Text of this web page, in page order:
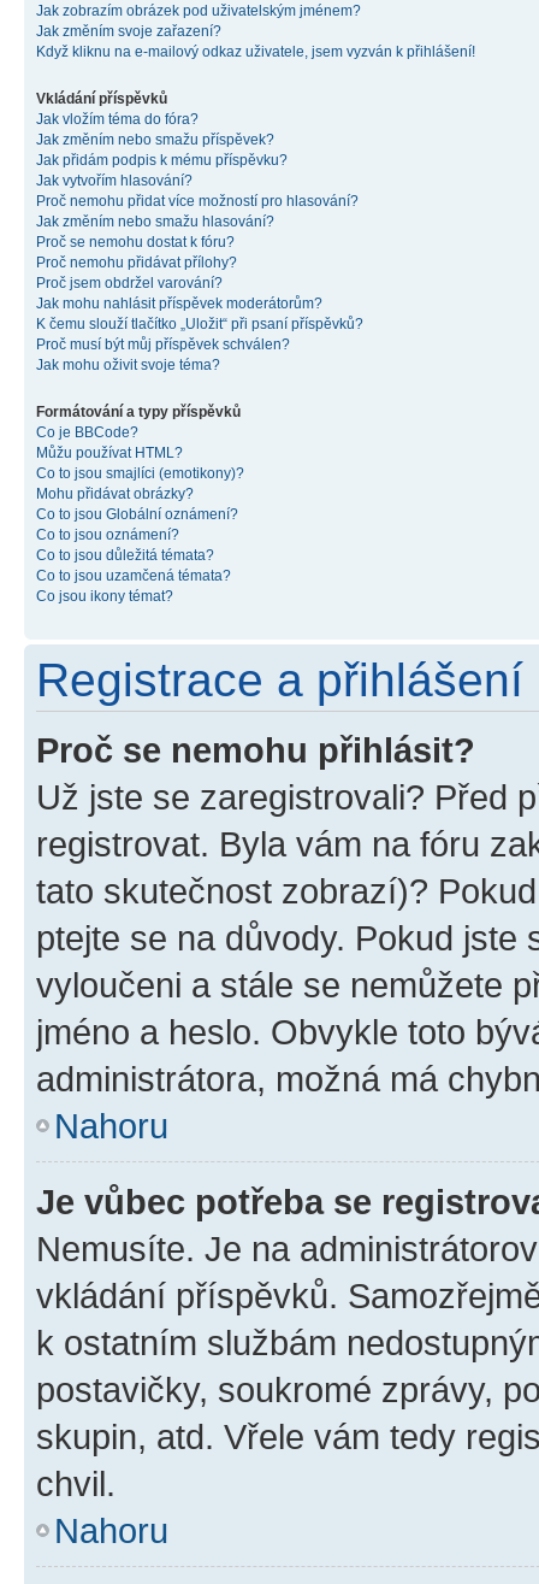
Jak zobrazím obrázek pod uživatelským jménem?
Jak změním svoje zařazení?
Když kliknu na e-mailový odkaz uživatele, jsem vyzván k přihlášení!
Vkládání příspěvků
Jak vložím téma do fóra?
Jak změním nebo smažu příspěvek?
Jak přidám podpis k mému příspěvku?
Jak vytvořím hlasování?
Proč nemohu přidat více možností pro hlasování?
Jak změním nebo smažu hlasování?
Proč se nemohu dostat k fóru?
Proč nemohu přidávat přílohy?
Proč jsem obdržel varování?
Jak mohu nahlásit příspěvek moderátorům?
K čemu slouží tlačítko „Uložit“ při psaní příspěvků?
Proč musí být můj příspěvek schválen?
Jak mohu oživit svoje téma?
Formátování a typy příspěvků
Co je BBCode?
Můžu používat HTML?
Co to jsou smajlíci (emotikony)?
Mohu přidávat obrázky?
Co to jsou Globální oznámení?
Co to jsou oznámení?
Co to jsou důležitá témata?
Co to jsou uzamčená témata?
Co jsou ikony témat?
Registrace a přihlášení
Proč se nemohu přihlásit?
Už jste se zaregistrovali? Před
registrovat. Byla vám na fóru
tato skutečnost zobrazí)?
ptejte se na důvody. Pokud jste
vyloučeni a stále se nemůžete
jméno a heslo. Obvykle toto
administrátora, možná má
Nahoru
Je vůbec potřeba se
Nemusíte. Je na
vkládání příspěvků.
k ostatním službám
postavičky, soukromé zprávy,
skupin, atd. Vřele vám tedy
chvil.
Nahoru